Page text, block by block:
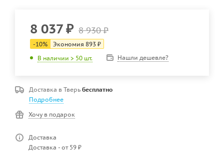
8 037₽ 8 930₽
-10% Экономия 893 ₽
В наличии > 50 шт.
Нашли дешевле?
Доставка в Тверь бесплатно
Подробнее
Хочу в подарок
Доставка
Доставка - от 59 ₽